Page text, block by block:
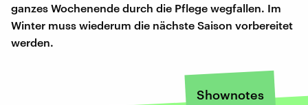
ganzes Wochenende durch die Pflege wegfallen. Im
Winter muss wiederum die nächste Saison vorbereitet
werden.
Shownotes